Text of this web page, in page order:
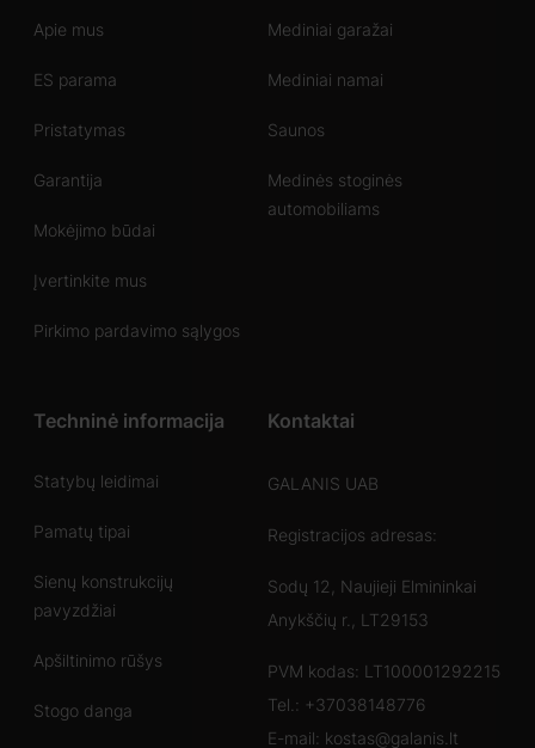
Apie mus
ES parama
Pristatymas
Garantija
Mokėjimo būdai
Įvertinkite mus
Pirkimo pardavimo sąlygos
Mediniai garažai
Mediniai namai
Saunos
Medinės stoginės
automobiliams
Techninė informacija
Statybų leidimai
Pamatų tipai
Sienų konstrukcijų
pavyzdžiai
Apšiltinimo rūšys
Stogo danga
Kontaktai
GALANIS UAB
Registracijos adresas:
Sodų 12, Naujieji Elmininkai
Anykščių r., LT29153
PVM kodas: LT100001292215
Tel.: +37038148776
E-mail: kostas@galanis.lt